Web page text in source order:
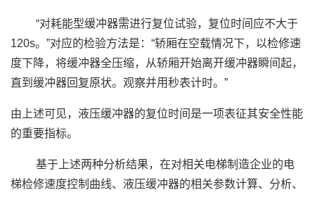
“对耗能型缓冲器需进行复位试验，复位时间应不大于
120s。”对应的检验方法是：“轿厢在空载情况下，以检修速
度下降，将缓冲器全压缩，从轿厢开始离开缓冲器瞬间起，
直到缓冲器回复原状。观察并用秒表计时。”
由上述可见，液压缓冲器的复位时间是一项表征其安全性能
的重要指标。
基于上述两种分析结果，在对相关电梯制造企业的电
梯检修速度控制曲线、液压缓冲器的相关参数计算、分析、